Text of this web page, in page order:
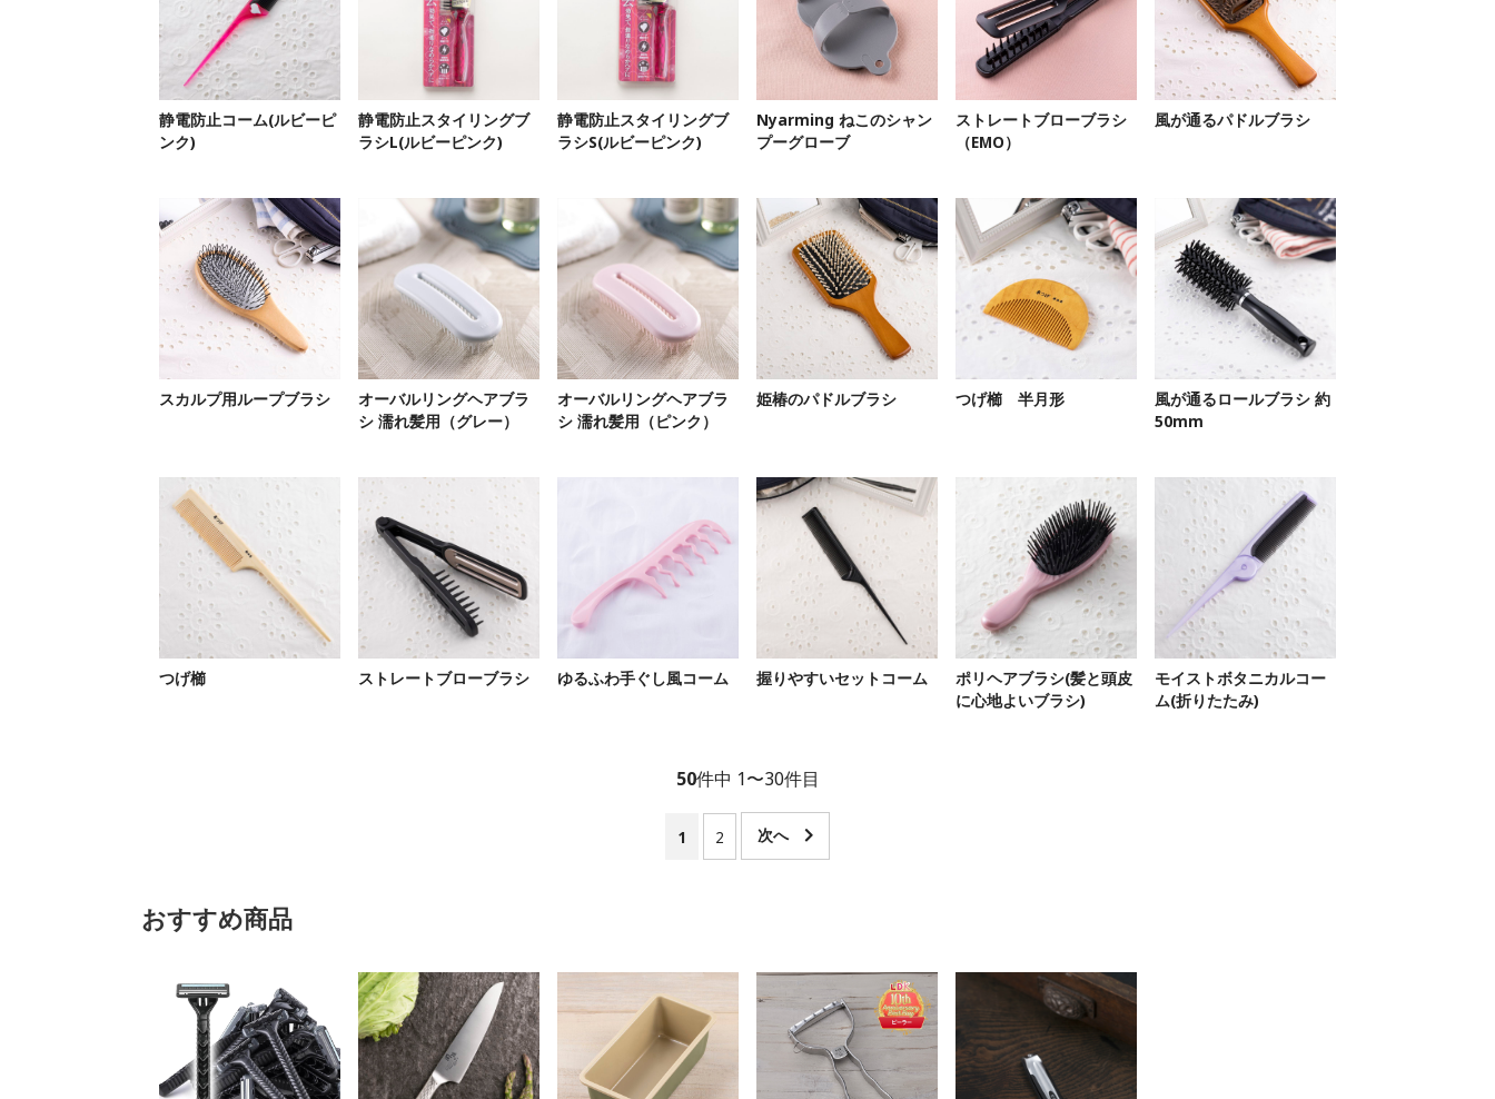
静電防止コーム(ルビーピ
ンク)
静電防止スタイリングブ
ラシL(ルビーピンク)
静電防止スタイリングブ
ラシS(ルビーピンク)
Nyarming ねこのシャン
プーグローブ
ストレートブローブラシ
（EMO）
風が通るパドルブラシ
スカルプ用ループブラシ
オーバルリングヘアブラ
シ 濡れ髪用（グレー）
オーバルリングヘアブラ
シ 濡れ髪用（ピンク）
姫椿のパドルブラシ つげ櫛 半月形
風が通るロールブラシ 約
50mm
つげ櫛 ストレートブローブラシ ゆるふわ手ぐし風コーム 握りやすいセットコーム
ポリヘアブラシ(髪と頭皮
に心地よいブラシ)
モイストボタニカルコー
ム(折りたたみ)
50件中 1〜30件目
1 2
おすすめ商品